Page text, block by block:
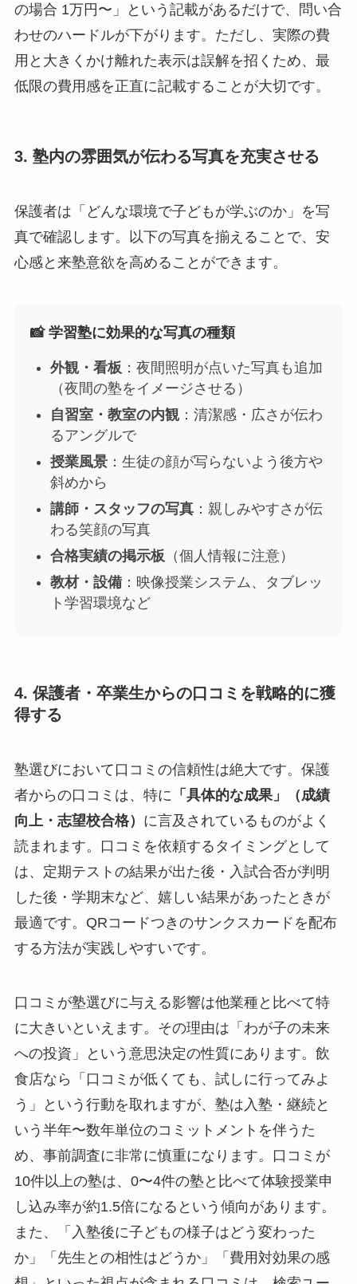
の場合 1万円〜」という記載があるだけで、問い合
わせのハードルが下がります。ただし、実際の費
用と大きくかけ離れた表示は誤解を招くため、最
低限の費用感を正直に記載することが大切です。
3. 塾内の雰囲気が伝わる写真を充実させる
保護者は「どんな環境で子どもが学ぶのか」を写
真で確認します。以下の写真を揃えることで、安
心感と来塾意欲を高めることができます。
📸 学習塾に効果的な写真の種類
外観・看板 ：夜間照明が点いた写真も追加
（夜間の塾をイメージさせる）
自習室・教室の内観：清潔感・広さが伝わ
るアングルで
授業風景：生徒の顔が写らないよう後方や
斜めから
講師・スタッフの写真：親しみやすさが伝
わる笑顔の写真
合格実績の掲示板 （個人情報に注意）
教材・設備：映像授業システム、タブレッ
ト学習環境など
4. 保護者・卒業生からの口コミを戦略的に獲
得する
塾選びにおいて口コミの信頼性は絶大です。保護
者からの口コミは、特に 「具体的な成果」（成績
向上・志望校合格） に言及されているものがよく
読まれます。口コミを依頼するタイミングとして
は、定期テストの結果が出た後・入試合否が判明
した後・学期末など、嬉しい結果があったときが
最適です。QRコードつきのサンクスカードを配布
する方法が実践しやすいです。
口コミが塾選びに与える影響は他業種と比べて特
に大きいといえます。その理由は「わが子の未来
への投資」という意思決定の性質にあります。飲
食店なら「口コミが低くても、試しに行ってみよ
う」という行動を取れますが、塾は入塾・継続と
いう半年〜数年単位のコミットメントを伴うた
め、事前調査に非常に慎重になります。口コミが
10件以上の塾は、0〜4件の塾と比べて体験授業申
し込み率が約1.5倍になるという傾向があります。
また、「入塾後に子どもの様子はどう変わった
か」「先生との相性はどうか」「費用対効果の感